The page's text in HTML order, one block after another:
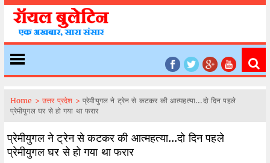
Home > उत्तर प्रदेश > प्रेमीयुगल ने ट्रेन से कटकर की आत्महत्या...दो दिन पहले
प्रेमीयुगल घर से हो गया था फरार
प्रेमीयुगल ने ट्रेन से कटकर की आत्महत्या...दो दिन पहले
प्रेमीयुगल घर से हो गया था फरार